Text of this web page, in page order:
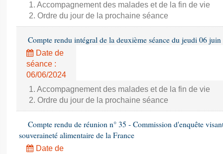
1. Accompagnement des malades et de la fin de vie
2. Ordre du jour de la prochaine séance
Compte rendu intégral de la deuxième séance du jeudi 06
Date de
séance :
06/06/2024
1. Accompagnement des malades et de la fin de vie
2. Ordre du jour de la prochaine séance
Compte rendu de réunion n° 35 - Commission d'enquête
souveraineté alimentaire de la France
Date de